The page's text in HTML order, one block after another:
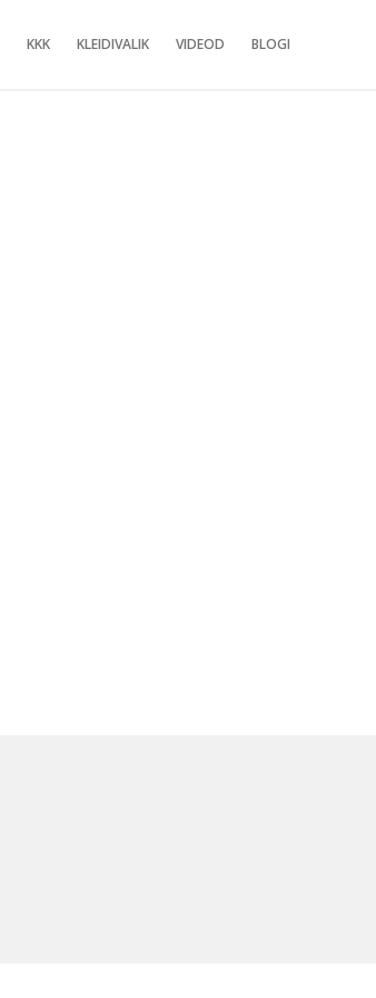
KKK KLEIDIVALIK VIDEOD BLOGI